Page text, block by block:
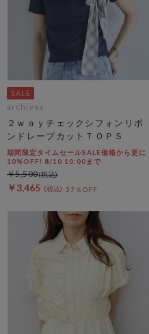
archives
２ｗａｙチェックシフォンリボ
ンドレープカットＴＯＰＳ
期間限定タイムセールSALE価格から更に
10%OFF! 8/10 10:00まで
￥3,465 37％OFF
￥5,500